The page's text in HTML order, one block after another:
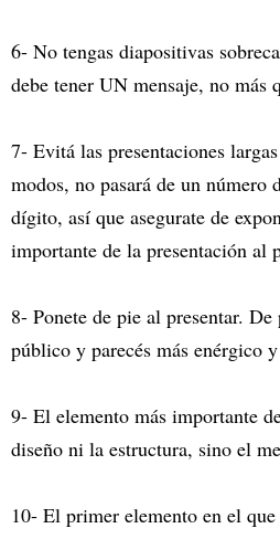
6- No tengas diapositivas
debe tener UN mensaje, no más
7- Evitá las presentaciones
modos, no pasará de un número
dígito, así que asegurate de
importante de la presentación al
8- Ponete de pie al presentar.
público y parecés más enérgico
9- El elemento más importante
diseño ni la estructura, sino el
10- El primer elemento en el